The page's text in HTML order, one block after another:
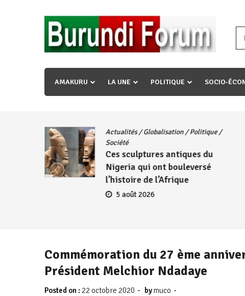
« Ingorane si ugupfa , ingorane ni ugupfa nabi ,gupfa
uzopfire neza umuryango n’igihugu cakwibarutse ? »
AMAKURU LA UNE POLITIQUE SOCIO-
Actualités/Globalisation/Politique/
Société
Ces sculptures antiques du
Nigeria qui ont bouleversé
l’histoire de l’Afrique
5 août 2026
Commémoration du 27 ème
Président Melchior Ndadaye
Posted on : 22 octobre 2020 - bymuco -